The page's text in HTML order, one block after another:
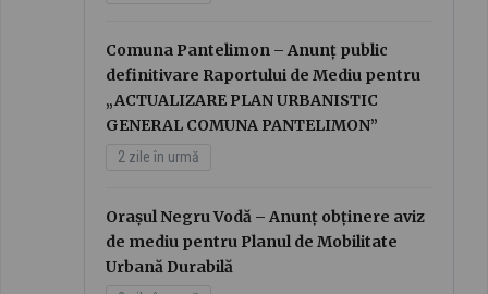
Comuna Pantelimon – Anunț public
definitivare Raportului de Mediu pentru
„ACTUALIZARE PLAN URBANISTIC
GENERAL COMUNA PANTELIMON”
2 zile în urmă
Orașul Negru Vodă – Anunț obținere aviz
de mediu pentru Planul de Mobilitate
Urbană Durabilă